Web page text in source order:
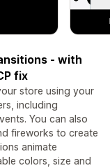
- with
fix
store using your
including
You can also
fireworks to create
animate
colors, size and